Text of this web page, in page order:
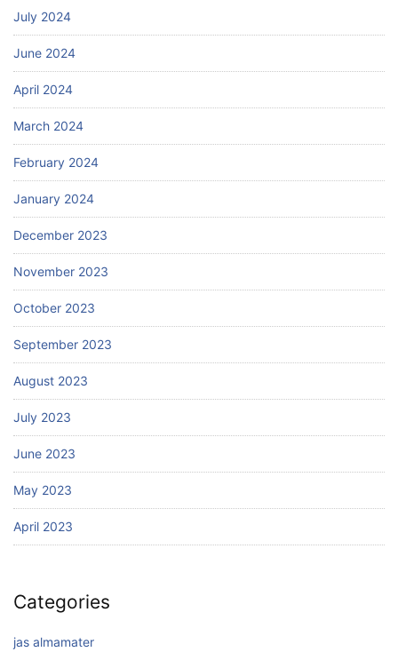
July 2024
June 2024
April 2024
March 2024
February 2024
January 2024
December 2023
November 2023
October 2023
September 2023
August 2023
July 2023
June 2023
May 2023
April 2023
Categories
jas almamater